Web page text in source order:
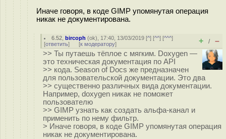
Иначе говоря, в коде GIMP упомянутая операция
никак не документирована.
6.52 ,bircoph (ok), 17:40, 13/03/2019 [^] [^^] [^^^]
[ответить] [к модератору] + / –
>> Ты путаешь тёплое с мягким. Doxygen —
это техническая документация по API
>> кода. Season of Docs же предназначен
для пользовательской документации. Это два
>> существенно различных вида документации.
Например, doxygen никак не поможет
пользователю
>> GIMP узнать как создать альфа-канал и
применить по нему фильтр.
> Иначе говоря, в коде GIMP упомянутая операция
никак не документирована.